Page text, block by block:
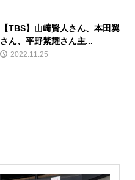
【TBS】山﨑賢人さん、本田翼
さん、平野紫耀さん主...
2022.11.25